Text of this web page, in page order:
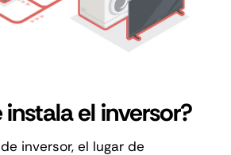
el inversor?
inversor, el lugar de